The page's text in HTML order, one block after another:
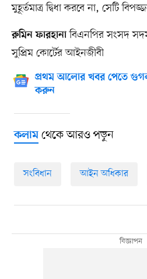
মুহূর্তমাত্র দ্বিধা করবে না, সেটি
রুমিন ফারহানাবিএনপির সংসদ
সুপ্রিম কোর্টের আইনজীবী
প্রথম আলোর খবর পেতে
করুন
কলামথেকে আরও পড়ুন
সংবিধান আইন অধিকার